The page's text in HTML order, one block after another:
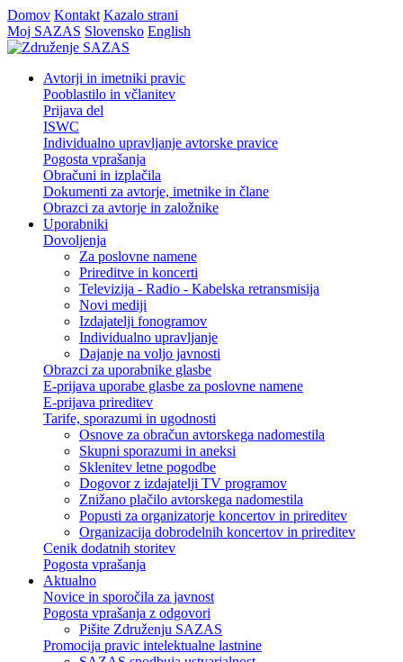
Domov Kontakt Kazalo strani
Moj SAZAS Slovensko English
Avtorji in imetniki pravic
Pooblastilo in včlanitev
Prijava del
ISWC
Individualno upravljanje avtorske pravice
Pogosta vprašanja
Obračuni in izplačila
Dokumenti za avtorje, imetnike in člane
Obrazci za avtorje in založnike
Uporabniki
Dovoljenja
Za poslovne namene
Prireditve in koncerti
Televizija - Radio - Kabelska retransmisija
Novi mediji
Izdajatelji fonogramov
Individualno upravljanje
Dajanje na voljo javnosti
Obrazci za uporabnike glasbe
E-prijava uporabe glasbe za poslovne namene
E-prijava prireditev
Tarife, sporazumi in ugodnosti
Osnove za obračun avtorskega nadomestila
Skupni sporazumi in aneksi
Sklenitev letne pogodbe
Dogovor z izdajatelji TV programov
Znižano plačilo avtorskega nadomestila
Popusti za organizatorje koncertov in prireditev
Organizacija dobrodelnih koncertov in prireditev
Cenik dodatnih storitev
Pogosta vprašanja
Aktualno
Novice in sporočila za javnost
Pogosta vprašanja z odgovori
Pišite Združenju SAZAS
Promocija pravic intelektualne lastnine